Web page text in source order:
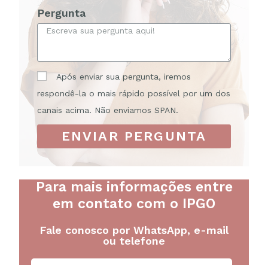
Pergunta
Após enviar sua pergunta, iremos
respondê-la o mais rápido possível por um dos
canais acima. Não enviamos SPAN.
ENVIAR PERGUNTA
Para mais informações entre
em contato com o IPGO
Fale conosco por WhatsApp, e-mail
ou telefone